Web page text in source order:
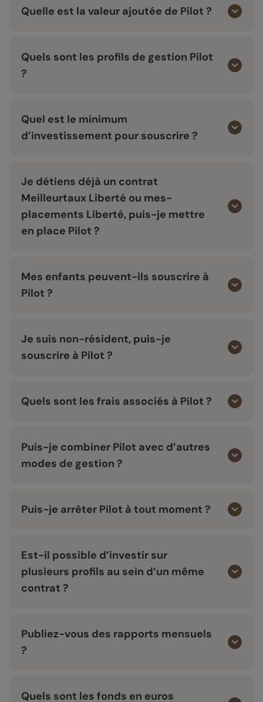
Quelle est la valeur ajoutée de Pilot ?
Quels sont les profils de gestion Pilot
?
Quel est le minimum
d’investissement pour souscrire ?
Je détiens déjà un contrat
Meilleurtaux Liberté ou mes-
placements Liberté, puis-je mettre
en place Pilot ?
Mes enfants peuvent-ils souscrire à
Pilot ?
Je suis non-résident, puis-je
souscrire à Pilot ?
Quels sont les frais associés à Pilot ?
Puis-je combiner Pilot avec d’autres
modes de gestion ?
Puis-je arrêter Pilot à tout moment ?
Est-il possible d’investir sur
plusieurs profils au sein d’un même
contrat ?
Publiez-vous des rapports mensuels
?
Quels sont les fonds en euros